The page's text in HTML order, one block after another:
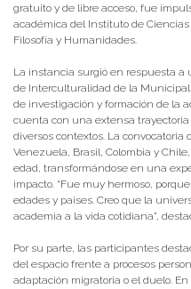
gratuito y de libre acceso, fue
académica del Instituto de
Filosofía y Humanidades.
La instancia surgió en respuesta a
de Interculturalidad de la
de investigación y formación de la
cuenta con una extensa
diversos contextos. La
Venezuela, Brasil, Colombia y
edad, transformándose en una
impacto. “Fue muy hermoso,
edades y paises. Creo que la
academia a la vida cotidiana”,
Por su parte, las participantes
del espacio frente a procesos
adaptación migratoria o el duelo.